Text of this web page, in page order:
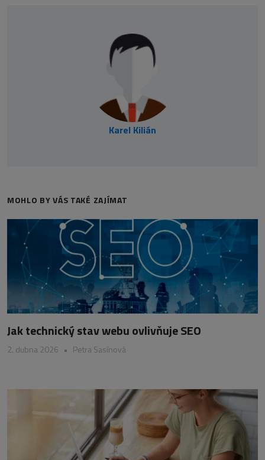
Karel Kilián
MOHLO BY VÁS TAKÉ ZAJÍMAT
Jak technický stav webu ovlivňuje SEO
2. dubna 2026 • Petra Sasínová